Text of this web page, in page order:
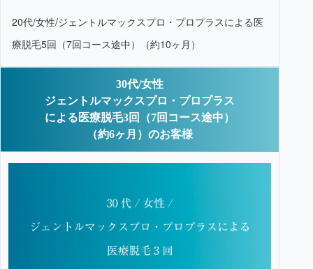
20代/女性/ジェントルマックスプロ・プロプラスによる医
療脱毛5回（7回コース途中）（約10ヶ月）
30代/女性
ジェントルマックスプロ・プロプラス
による医療脱毛3回（7回コース途中）
（約6ヶ月）のお客様